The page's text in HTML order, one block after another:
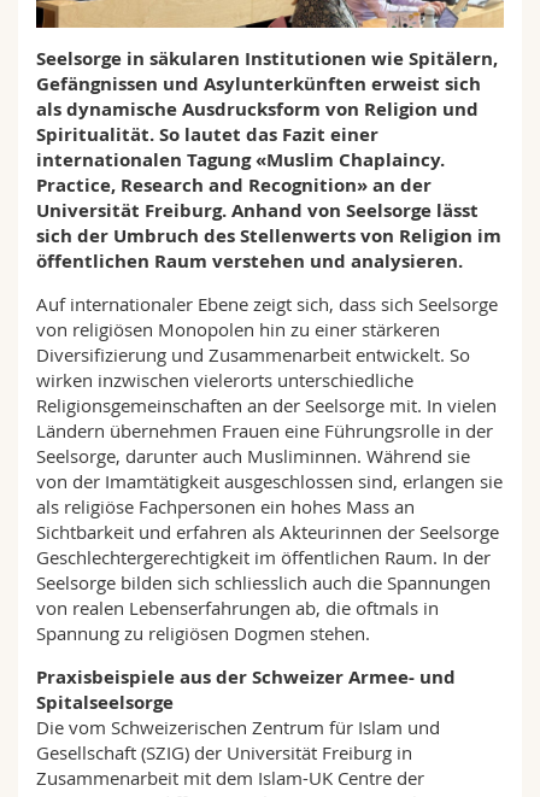
Math.-Nat. und Med. Fak.
Interfakultär
Mitarbeitende
Doktorierende
Vorlesungsverzeichnis
MyUnifr
Seelsorge in säkularen Institutionen wie Spitälern,
Gefängnissen und Asylunterkünften erweist sich
als dynamische Ausdrucksform von Religion und
Spiritualität. So lautet das Fazit einer
internationalen Tagung «Muslim Chaplaincy.
Practice, Research and Recognition» an der
Universität Freiburg. Anhand von Seelsorge lässt
sich der Umbruch des Stellenwerts von Religion im
öffentlichen Raum verstehen und analysieren.
Auf internationaler Ebene zeigt sich, dass sich Seelsorge
von religiösen Monopolen hin zu einer stärkeren
Diversifizierung und Zusammenarbeit entwickelt. So
wirken inzwischen vielerorts unterschiedliche
Religionsgemeinschaften an der Seelsorge mit. In vielen
Ländern übernehmen Frauen eine Führungsrolle in der
Seelsorge, darunter auch Musliminnen. Während sie
von der Imamtätigkeit ausgeschlossen sind, erlangen sie
als religiöse Fachpersonen ein hohes Mass an
Sichtbarkeit und erfahren als Akteurinnen der Seelsorge
Geschlechtergerechtigkeit im öffentlichen Raum. In der
Seelsorge bilden sich schliesslich auch die Spannungen
von realen Lebenserfahrungen ab, die oftmals in
Spannung zu religiösen Dogmen stehen.
Praxisbeispiele aus der Schweizer Armee- und
Spitalseelsorge
Die vom Schweizerischen Zentrum für Islam und
Gesellschaft (SZIG) der Universität Freiburg in
Zusammenarbeit mit dem Islam-UK Centre der